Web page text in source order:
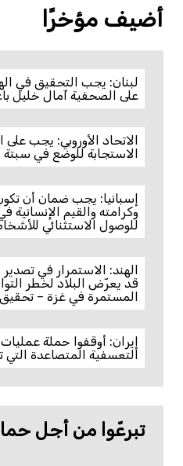
أضيف مؤخرًا
لبنان: يجب التحقيق في
على الصحفية آمال خليل
الاتحاد الأوروبي: يجب على
الاستجابة للوضع في سبتة
إسبانيا: يجب ضمان أن
وكرامته والقيم الإنسانية
للوصول الاستثنائي
الهند: الاستمرار في
قد يعرّض البلاد لخطر
المستمرة في غزة –
إيران: أوقفوا حملة
التعسفية المتصاعدة
تبرعّوا من أجل